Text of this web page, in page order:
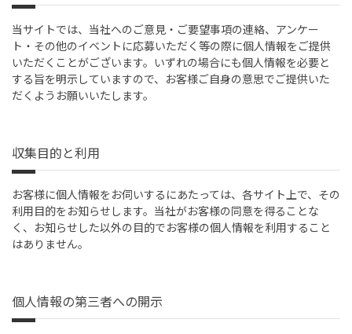
当サイトでは、当社へのご意見・ご要望事項の連絡、アンケー
ト・その他のイベントに応募いただく等の際に個人情報をご提供
いただくことがございます。いずれの場合にも個人情報を必要と
する旨を明示していますので、お客様ご自身の意思でご提供いた
だくようお願いいたします。
収集目的と利用
お客様に個人情報をお伺いするにあたっては、各サイト上で、その
利用目的をお知らせします。当社がお客様の同意を得ることな
く、お知らせした以外の目的でお客様の個人情報を利用すること
はありません。
個人情報の第三者への開示